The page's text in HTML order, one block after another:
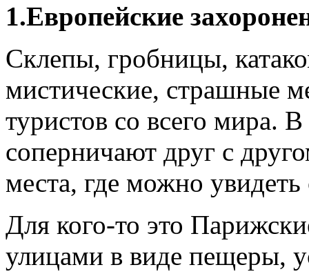
1.Европейские
Склепы, гробницы,
мистические, страшные
туристов со всего мира.
соперничают друг с
места, где можно
Для кого-то это
улицами в виде пещеры,